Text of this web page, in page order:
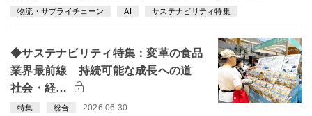
物流・サプライチェーン AI サステナビリティ特集
◆サステナビリティ特集：変革の食品
業界最前線 持続可能な成長への道
社会・経…
特集 総合 2026.06.30